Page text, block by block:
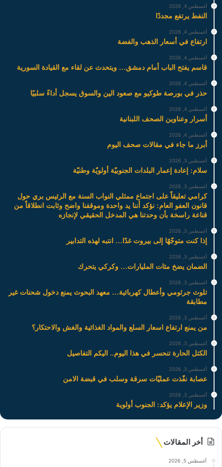
أغسطس 4, 2026
النفط يرتفع مجددًا
أغسطس 4, 2026
ارتفاع في أسعار الذهب والفضة
أغسطس 4, 2026
قاسم يفتح الباب أمام دمشق… ويتحدث عن لقاء مع القيادة السورية
أغسطس 4, 2026
حذر في بورصة طوكيو مع صعود الين والسوق يسجل أداءً سلبيًا
أغسطس 4, 2026
أسرار وعناوين الصحف اللبنانية
أغسطس 4, 2026
أبرز ما جاء في مقالات صحف اليوم
أغسطس 3, 2026
سلام: إعادة إعمار البلدات الجنوبيّة أولويّة وطنيّة
أغسطس 3, 2026
كرامي تعليقاً على اجتماع ممثلي النواب السنة مع الرئيس بري حول
قانون العفو العام: نؤكد أننا يد واحدة وموقفنا واضح وثابت انطلاقاً من
قناعة راسخة بأن وحدتنا هي المدخل الحقيقي لإنجازه
أغسطس 3, 2026
إذا كنت متوجّهًا إلى بيروت غدًا… انتبه لهذه التدابير
أغسطس 3, 2026
الضمان يضخ مئات المليارات… وكركي يتحرك
أغسطس 3, 2026
تلوث جرثومي وأعطال كهربائية… معهد البحوث يمنع دخول شحنات غير
مطابقة
أغسطس 3, 2026
من يمنع ارتفاع اسعار السلع والمواد الغذائية والغش والاحتكار؟
أغسطس 3, 2026
الكتل الحارة تنحسر في هذا اليوم.. اليكم التفاصيل
أغسطس 3, 2026
عصابة نفّذت عمليّات سرقة وسلب في قبضة الامن
أغسطس 3, 2026
وزير الإعلام يؤكد: الجنوب أولوية
أخر المقالات
أغسطس 5, 2026